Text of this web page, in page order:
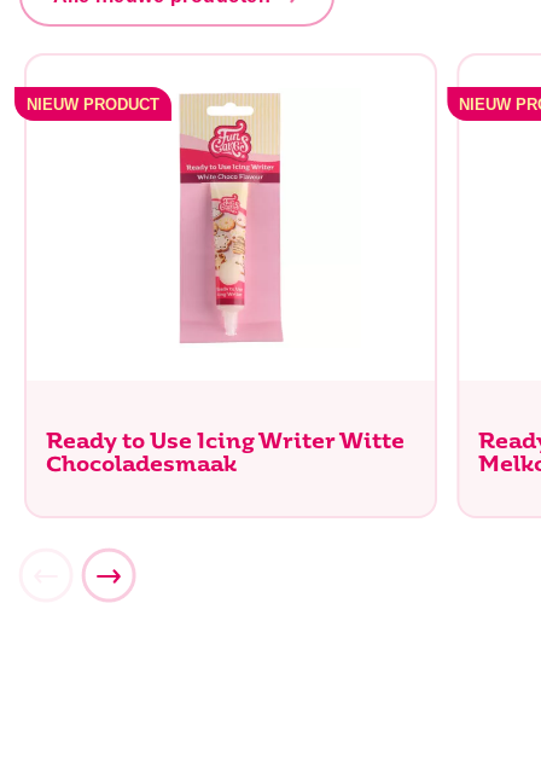
NIEUW PRODUCT
Ready to Use Icing Writer Witte
Chocoladesmaak
NIEUW